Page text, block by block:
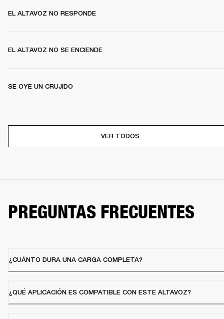
EL ALTAVOZ NO RESPONDE
EL ALTAVOZ NO SE ENCIENDE
SE OYE UN CRUJIDO
VER TODOS
PREGUNTAS FRECUENTES
¿CUÁNTO DURA UNA CARGA COMPLETA?
¿QUÉ APLICACIÓN ES COMPATIBLE CON ESTE ALTAVOZ?